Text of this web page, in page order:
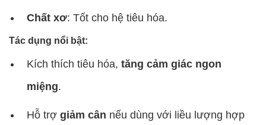
Chất xơ: Tốt cho hệ tiêu hóa.
Tác dụng nổi bật:
Kích thích tiêu hóa, tăng cảm giác ngon
miệng.
Hỗ trợ giảm cân nếu dùng với liều lượng hợp